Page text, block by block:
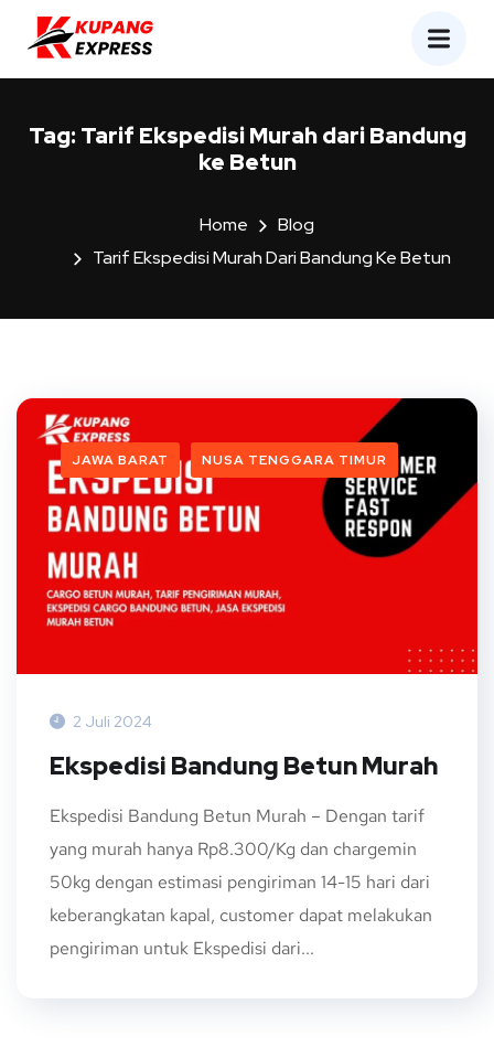
Tag: Tarif Ekspedisi Murah dari Bandung
ke Betun
Home
Blog
Tarif Ekspedisi Murah Dari Bandung Ke Betun
JAWA BARAT NUSA TENGGARA TIMUR
2 Juli 2024
Ekspedisi Bandung Betun Murah
Ekspedisi Bandung Betun Murah – Dengan tarif
yang murah hanya Rp8.300/Kg dan chargemin
50kg dengan estimasi pengiriman 14-15 hari dari
keberangkatan kapal, customer dapat melakukan
pengiriman untuk Ekspedisi dari...